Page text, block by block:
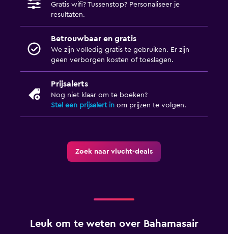
Gratis wifi? Tussenstop? Personaliseer je
resultaten.
Betrouwbaar en gratis
We zijn volledig gratis te gebruiken. Er zijn
geen verborgen kosten of toeslagen.
Prijsalerts
Nog niet klaar om te boeken?
Stel een prijsalert in om prijzen te volgen.
Zoek naar vlucht-deals
Leuk om te weten over Bahamasair